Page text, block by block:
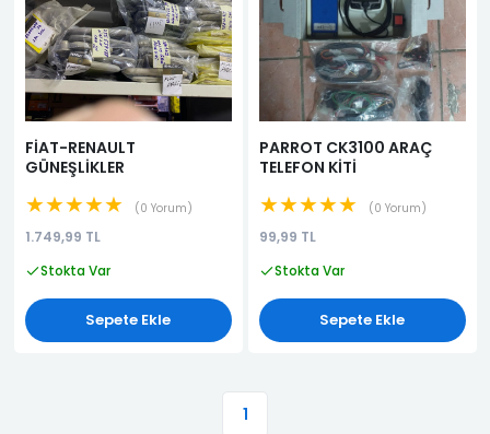
FİAT-RENAULT
GÜNEŞLİKLER
★★★★★ 0 Yorum
1.749,99 TL
Stokta Var
Sepete Ekle
PARROT CK3100 ARAÇ
TELEFON KİTİ
★★★★★ 0 Yorum
99,99 TL
Stokta Var
Sepete Ekle
1